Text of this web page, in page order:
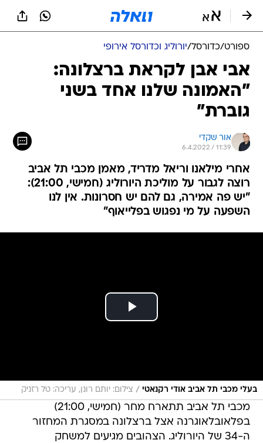
ספורט/כדורסל/יורוליג וכדורסל אירופי
אבי אבן לקראת ברצלונה:
"האמונה שלנו אחד בשני
גוברת"
אור שקדי
6.4.2022 / 11:39
אחרי מילאנו וריאל מדריד, מאמן מכבי תל אביב
רוצה לגבור על מוליכת היורוליג (חמישי, 21:00):
"יש פה אמירה, גם להם יש חסרונות. אין לנו
השפעה על מי נפגוש בפלייאוף"
בעלי מכבי תל אביב אודי רקנאטי / צילום: יותם רונן, עריכה: טל רזניק
מכבי תל אביב תתארח מחר (חמישי, 21:00)
בפלאובלאוגרנה אצל ברצלונה במסגרת המחזור
ה-34 של היורוליג. הצהובים מגיעים למשחק